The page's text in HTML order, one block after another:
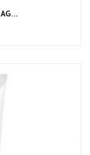
CRÈME DE MODELAGE VISAGE FACE MODEL